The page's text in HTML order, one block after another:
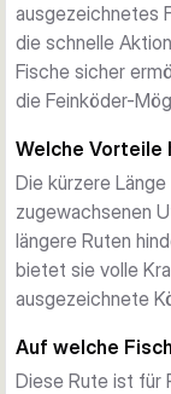
und minimales
Ideal für beengte
Mit 215cm Länge
Platz begrenzt ist.
kompakte Länge
ausgezeichnetes
die schnelle
Fische sicher
die Feinköder-
Welche Vorteile
Die kürzere
zugewachsenen
längere Ruten
bietet sie volle
ausgezeichnete
Auf welche
Diese Rute ist für